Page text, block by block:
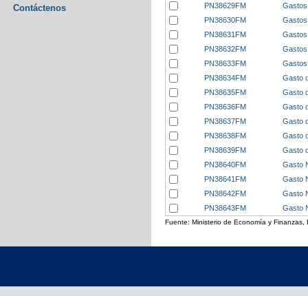
Contáctenos
PN38629FM
PN38630FM
PN38631FM
PN38632FM
PN38633FM
PN38634FM
Gasto
PN38635FM
Gasto
PN38636FM
Gasto
PN38637FM
Gasto
PN38638FM
Gasto
PN38639FM
Gasto
PN38640FM
Gasto
PN38641FM
Gasto
PN38642FM
Gasto
PN38643FM
Gasto
Fuente: Ministerio de Economía y